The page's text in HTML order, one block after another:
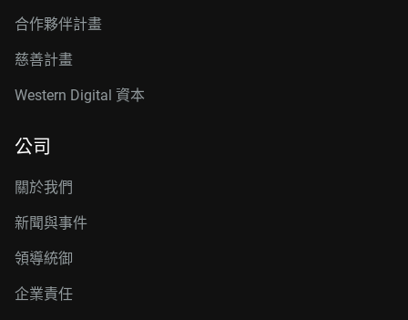
合作夥伴計畫
慈善計畫
Western Digital 資本
公司
關於我們
新聞與事件
領導統御
企業責任